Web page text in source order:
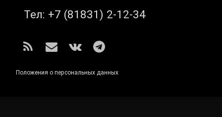
Тел: +7 (81831) 2-12-34
RSS E-mailВКонтакте
Telegram
Положения о персональных данных